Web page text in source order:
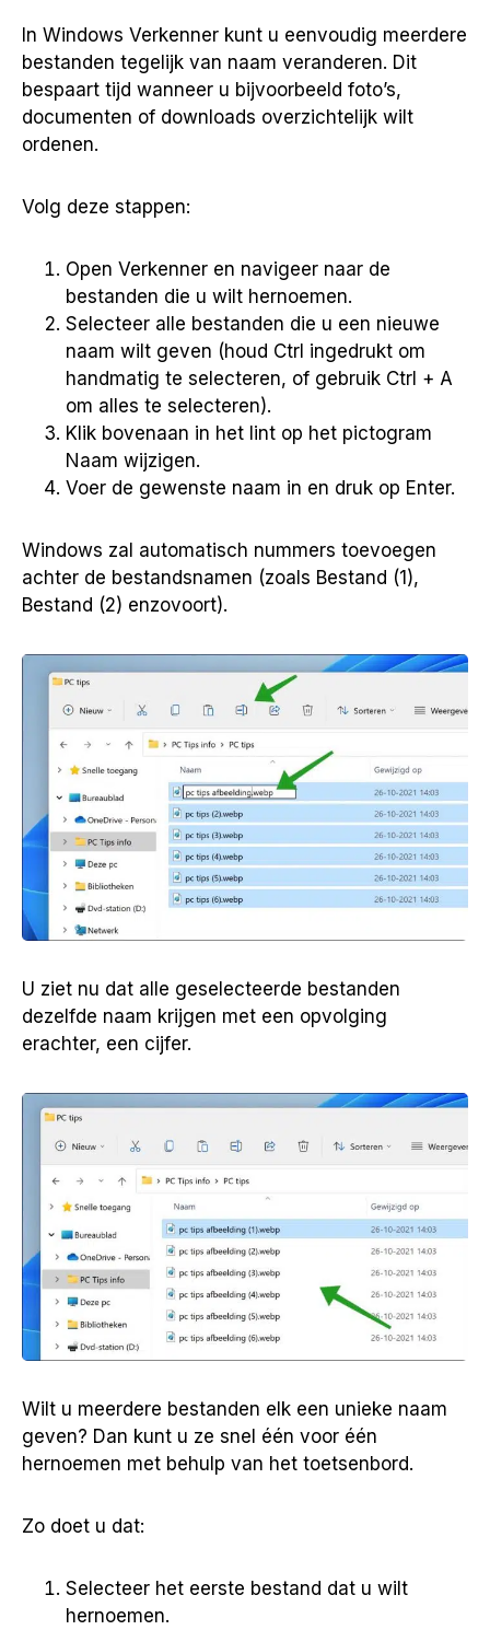
In Windows Verkenner kunt u eenvoudig meerdere
bestanden tegelijk van naam veranderen. Dit
bespaart tijd wanneer u bijvoorbeeld foto’s,
documenten of downloads overzichtelijk wilt
ordenen.
Volg deze stappen:
Open Verkenner en navigeer naar de
bestanden die u wilt hernoemen.
Selecteer alle bestanden die u een nieuwe
naam wilt geven (houd Ctrl ingedrukt om
handmatig te selecteren, of gebruik Ctrl + A
om alles te selecteren).
Klik bovenaan in het lint op het pictogram
Naam wijzigen.
Voer de gewenste naam in en druk op Enter.
Windows zal automatisch nummers toevoegen
achter de bestandsnamen (zoals Bestand (1),
Bestand (2) enzovoort).
U ziet nu dat alle geselecteerde bestanden
dezelfde naam krijgen met een opvolging
erachter, een cijfer.
Wilt u meerdere bestanden elk een unieke naam
geven? Dan kunt u ze snel één voor één
hernoemen met behulp van het toetsenbord.
Zo doet u dat:
Selecteer het eerste bestand dat u wilt
hernoemen.